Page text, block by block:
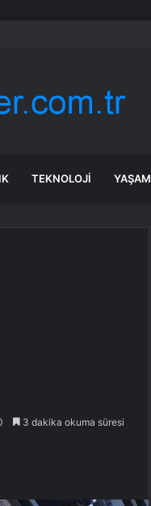
Motosiklet Liderliği Kaptı
TEKNOLOJI YAŞAM
3 dakika okuma süresi